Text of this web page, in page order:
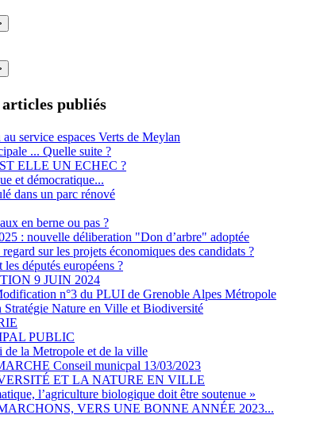
publiés
service espaces Verts de Meylan
... Quelle suite ?
ELLE UN ECHEC ?
et démocratique...
dans un parc rénové
en berne ou pas ?
: nouvelle déliberation "Don d’arbre" adoptée
sur les projets économiques des candidats ?
députés européens ?
9 JUIN 2024
n°3 du PLUI de Grenoble Alpes Métropole
Nature en Ville et Biodiversité
PUBLIC
de la Metropole et de la ville
Conseil municpal 13/03/2023
ET LA NATURE EN VILLE
l’agriculture biologique doit être soutenue »
VERS UNE BONNE ANNÉE 2023...